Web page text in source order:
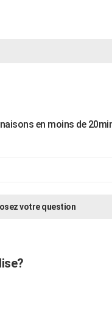
en moins de
votre question